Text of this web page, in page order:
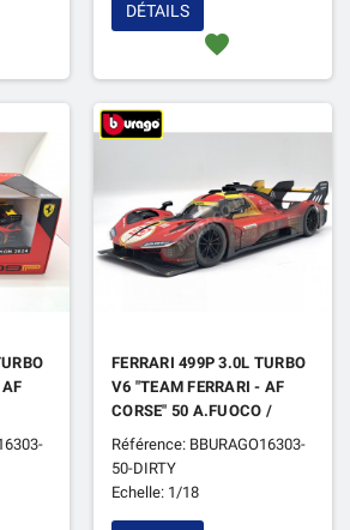
favorite
DÉTAILS
FERRARI 499P 3.0L TURBO
V6 "TEAM FERRARI - AF
CORSE" 50 A.FUOCO /
M.MOLINA / N.NIELSEN
24H DU MANS 2024 1ER
VERSION SALIE
Référence: BBURAGO16303-
50-DIRTY
Echelle: 1/18